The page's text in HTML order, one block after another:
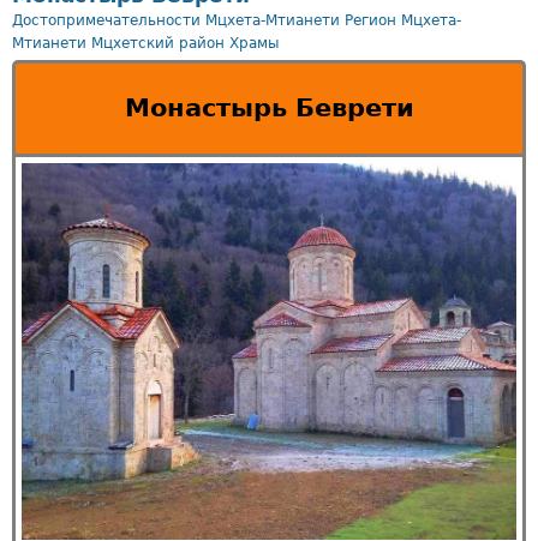
Достопримечательности Мцхета-Мтианети Регион Мцхета-
Мтианети Мцхетский район Храмы
Монастырь Беврети